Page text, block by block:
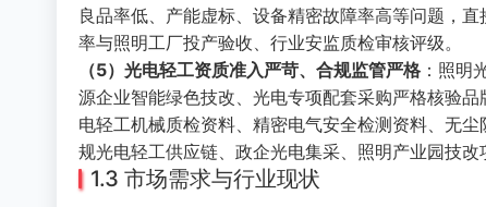
良品率低、产能虚标、设备精密故障率高等问题，
率与照明工厂投产验收、行业安监质检审核评级。
（5）光电轻工资质准入严苛、合规监管严格 ：照明
源企业智能绿色技改、光电专项配套采购严格核验
电轻工机械质检资料、精密电气安全检测资料、无
规光电轻工供应链、政企光电集采、照明产业园技
1.3 市场需求与行业现状